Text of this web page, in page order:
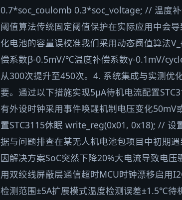
0.7*soc_coulomb 0.3*soc_voltage; // 温度
阈值算法传统固定阈值保护在实际应用中会
化电池的容量误校准我们采用动态阈值算法
偿系数β-0.5mV/℃温度补偿系数γ-0.1mV/
从300次提升至450次。4. 系统集成与实测优
要。通过以下措施实现5μA待机电流配置
有外设时钟采用事件唤醒机制电压变化
置STC3115休眠 write_reg(0x01, 0x18); // 设
据与问题排查在某无人机电池包项目中初期
因解决方案SoC突然下降20%大电流导致电
用双绞线屏蔽层通信超时MCU时钟漂移启用
检测范围±5A扩展模式温度检测误差±1.5℃待